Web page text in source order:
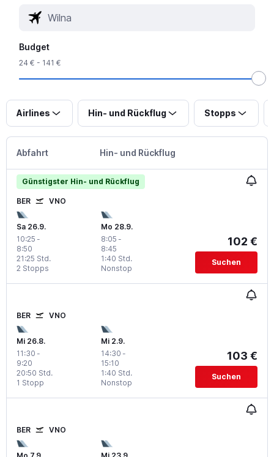
Budget
24 € - 141 €
Airlines Hin- und Rückflug Stopps
Abfahrt Hin- und Rückflug
Günstigster Hin- und Rückflug
BER VNO
Sa 26.9.
10:25 -
8:50
2 Stopps
21:25 Std.
Mo 28.9.
8:05 -
8:45
Nonstop
1:40 Std.
102 €
Suchen
BER VNO
Mi 26.8.
11:30 -
9:20
1 Stopp
20:50 Std.
Mi 2.9.
14:30 -
15:10
Nonstop
1:40 Std.
103 €
Suchen
BER VNO